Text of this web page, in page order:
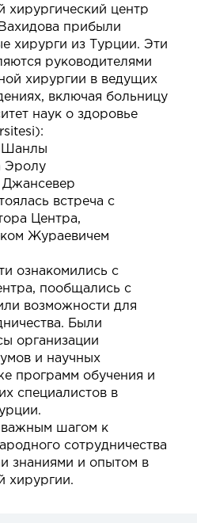
хирургический центр
прибыли
хирурги из Турции. Эти
руководителями
хирургии в ведущих
включая больницу
наук о здоровье
Шанлы
Эролу
встреча с
Центра,
Жураевичем
ознакомились с
пообщались с
возможности для
Были
организации
и научных
программ обучения и
специалистов в
важным шагом к
сотрудничества
знаниями и опытом в
хирургии.